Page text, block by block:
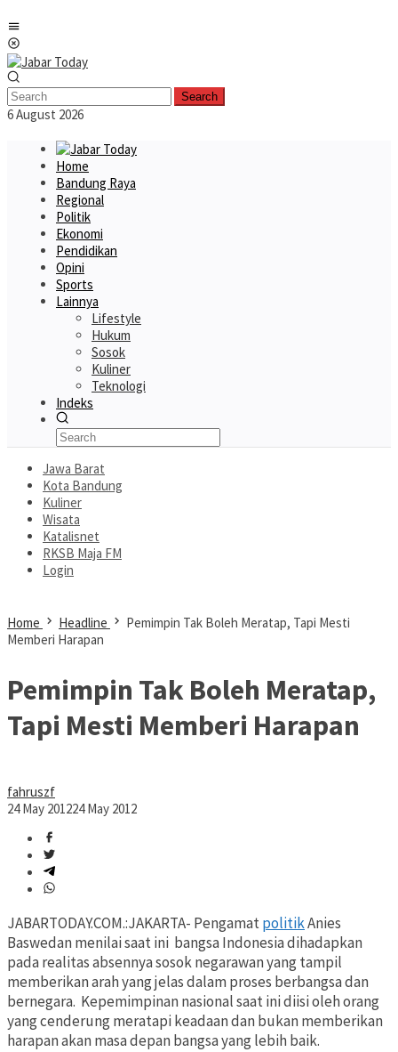
to
content
Search
6 August 2026
Home
Bandung Raya
Regional
Politik
Ekonomi
Pendidikan
Opini
Sports
Lainnya
Lifestyle
Hukum
Sosok
Kuliner
Teknologi
Indeks
Jawa Barat
Kota Bandung
Kuliner
Wisata
Katalisnet
RKSB Maja FM
Login
Home Headline
Pemimpin Tak Boleh Meratap, Tapi Mesti
Memberi Harapan
Pemimpin Tak Boleh Meratap,
Tapi Mesti Memberi Harapan
fahruszf
24 May 201224 May 2012
JABARTODAY.COM.:JAKARTA- PengamatpolitikAnies
Baswedan menilai saat ini bangsa Indonesia dihadapkan
pada realitas absennya sosok negarawan yang tampil
memberikan arah yang jelas dalam proses berbangsa dan
bernegara. Kepemimpinan nasional saat ini diisi oleh orang
yang cenderung meratapi keadaan dan bukan memberikan
harapan akan masa depan bangsa yang lebih baik.